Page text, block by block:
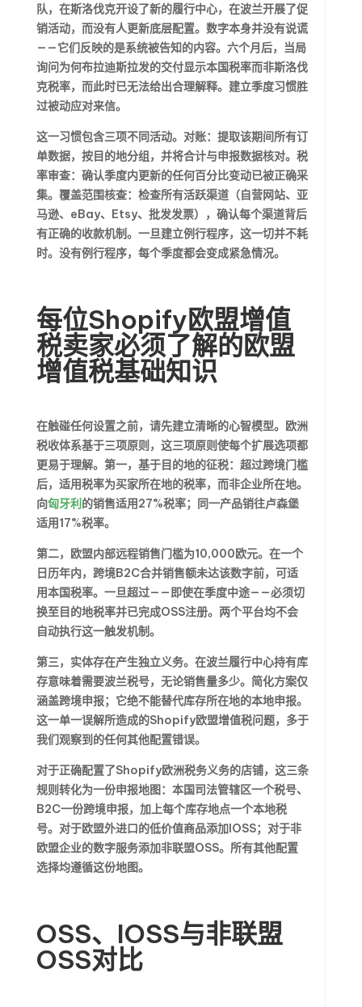
队，在斯洛伐克开设了新的履行中心，在波兰开展了促
销活动，而没有人更新底层配置。数字本身并没有说谎
——它们反映的是系统被告知的内容。六个月后，当局
询问为何布拉迪斯拉发的交付显示本国税率而非斯洛伐
克税率，而此时已无法给出合理解释。建立季度习惯胜
过被动应对来信。
这一习惯包含三项不同活动。对账：提取该期间所有订
单数据，按目的地分组，并将合计与申报数据核对。税
率审查：确认季度内更新的任何百分比变动已被正确采
集。覆盖范围核查：检查所有活跃渠道（自营网站、亚
马逊、eBay、Etsy、批发发票），确认每个渠道背后
有正确的收款机制。一旦建立例行程序，这一切并不耗
时。没有例行程序，每个季度都会变成紧急情况。
每位Shopify欧盟增值
税卖家必须了解的欧盟
增值税基础知识
在触碰任何设置之前，请先建立清晰的心智模型。欧洲
税收体系基于三项原则，这三项原则使每个扩展选项都
更易于理解。第一，基于目的地的征税：超过跨境门槛
后，适用税率为买家所在地的税率，而非企业所在地。
向匈牙利 的销售适用27%税率；同一产品销往卢森堡
适用17%税率。
第二，欧盟内部远程销售门槛为10,000欧元。在一个
日历年内，跨境B2C合并销售额未达该数字前，可适
用本国税率。一旦超过——即使在季度中途——必须切
换至目的地税率并已完成OSS注册。两个平台均不会
自动执行这一触发机制。
第三，实体存在产生独立义务。在波兰履行中心持有库
存意味着需要波兰税号，无论销售量多少。简化方案仅
涵盖跨境申报；它绝不能替代库存所在地的本地申报。
这一单一误解所造成的Shopify欧盟增值税问题，多于
我们观察到的任何其他配置错误。
对于正确配置了Shopify欧洲税务义务的店铺，这三条
规则转化为一份申报地图：本国司法管辖区一个税号、
B2C一份跨境申报，加上每个库存地点一个本地税
号。对于欧盟外进口的低价值商品添加IOSS；对于非
欧盟企业的数字服务添加非联盟OSS。所有其他配置
选择均遵循这份地图。
OSS、IOSS与非联盟
OSS对比